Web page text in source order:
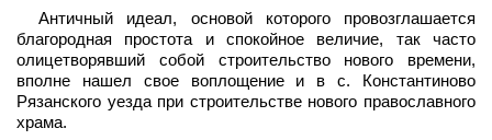
Античный идеал, основой которого провозглашается
благородная простота и спокойное величие, так часто
олицетворявший собой строительство нового времени,
вполне нашел свое воплощение и в с. Константиново
Рязанского уезда при строительстве нового православного
храма.